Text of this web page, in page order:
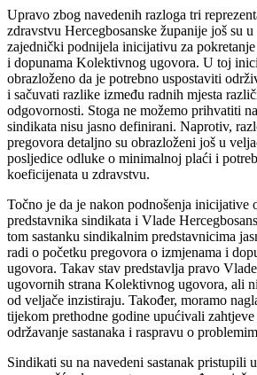
Upravo zbog navedenih razloga tri
zdravstvu Hercegbosanske županije još su
zajednički podnijela inicijativu za
i dopunama Kolektivnog ugovora. U toj
obrazloženo da je potrebno uspostaviti
i sačuvati razlike između radnih mjesta
odgovornosti. Stoga ne možemo prihvatiti
sindikata nisu jasno definirani. Naprotiv,
pregovora detaljno su obrazloženi još u
posljedice odluke o minimalnoj plaći i
koeficijenata u zdravstvu.
Točno je da je nakon podnošenja inicijative
predstavnika sindikata i Vlade
tom sastanku sindikalnim predstavnicima
radi o početku pregovora o izmjenama i
ugovora. Takav stav predstavlja pravo
ugovornih strana Kolektivnog ugovora, ali
od veljače inzistiraju. Također, moramo
tijekom prethodne godine upućivali zahtjeve
održavanje sastanaka i raspravu o
Sindikati su na navedeni sastanak pristupili